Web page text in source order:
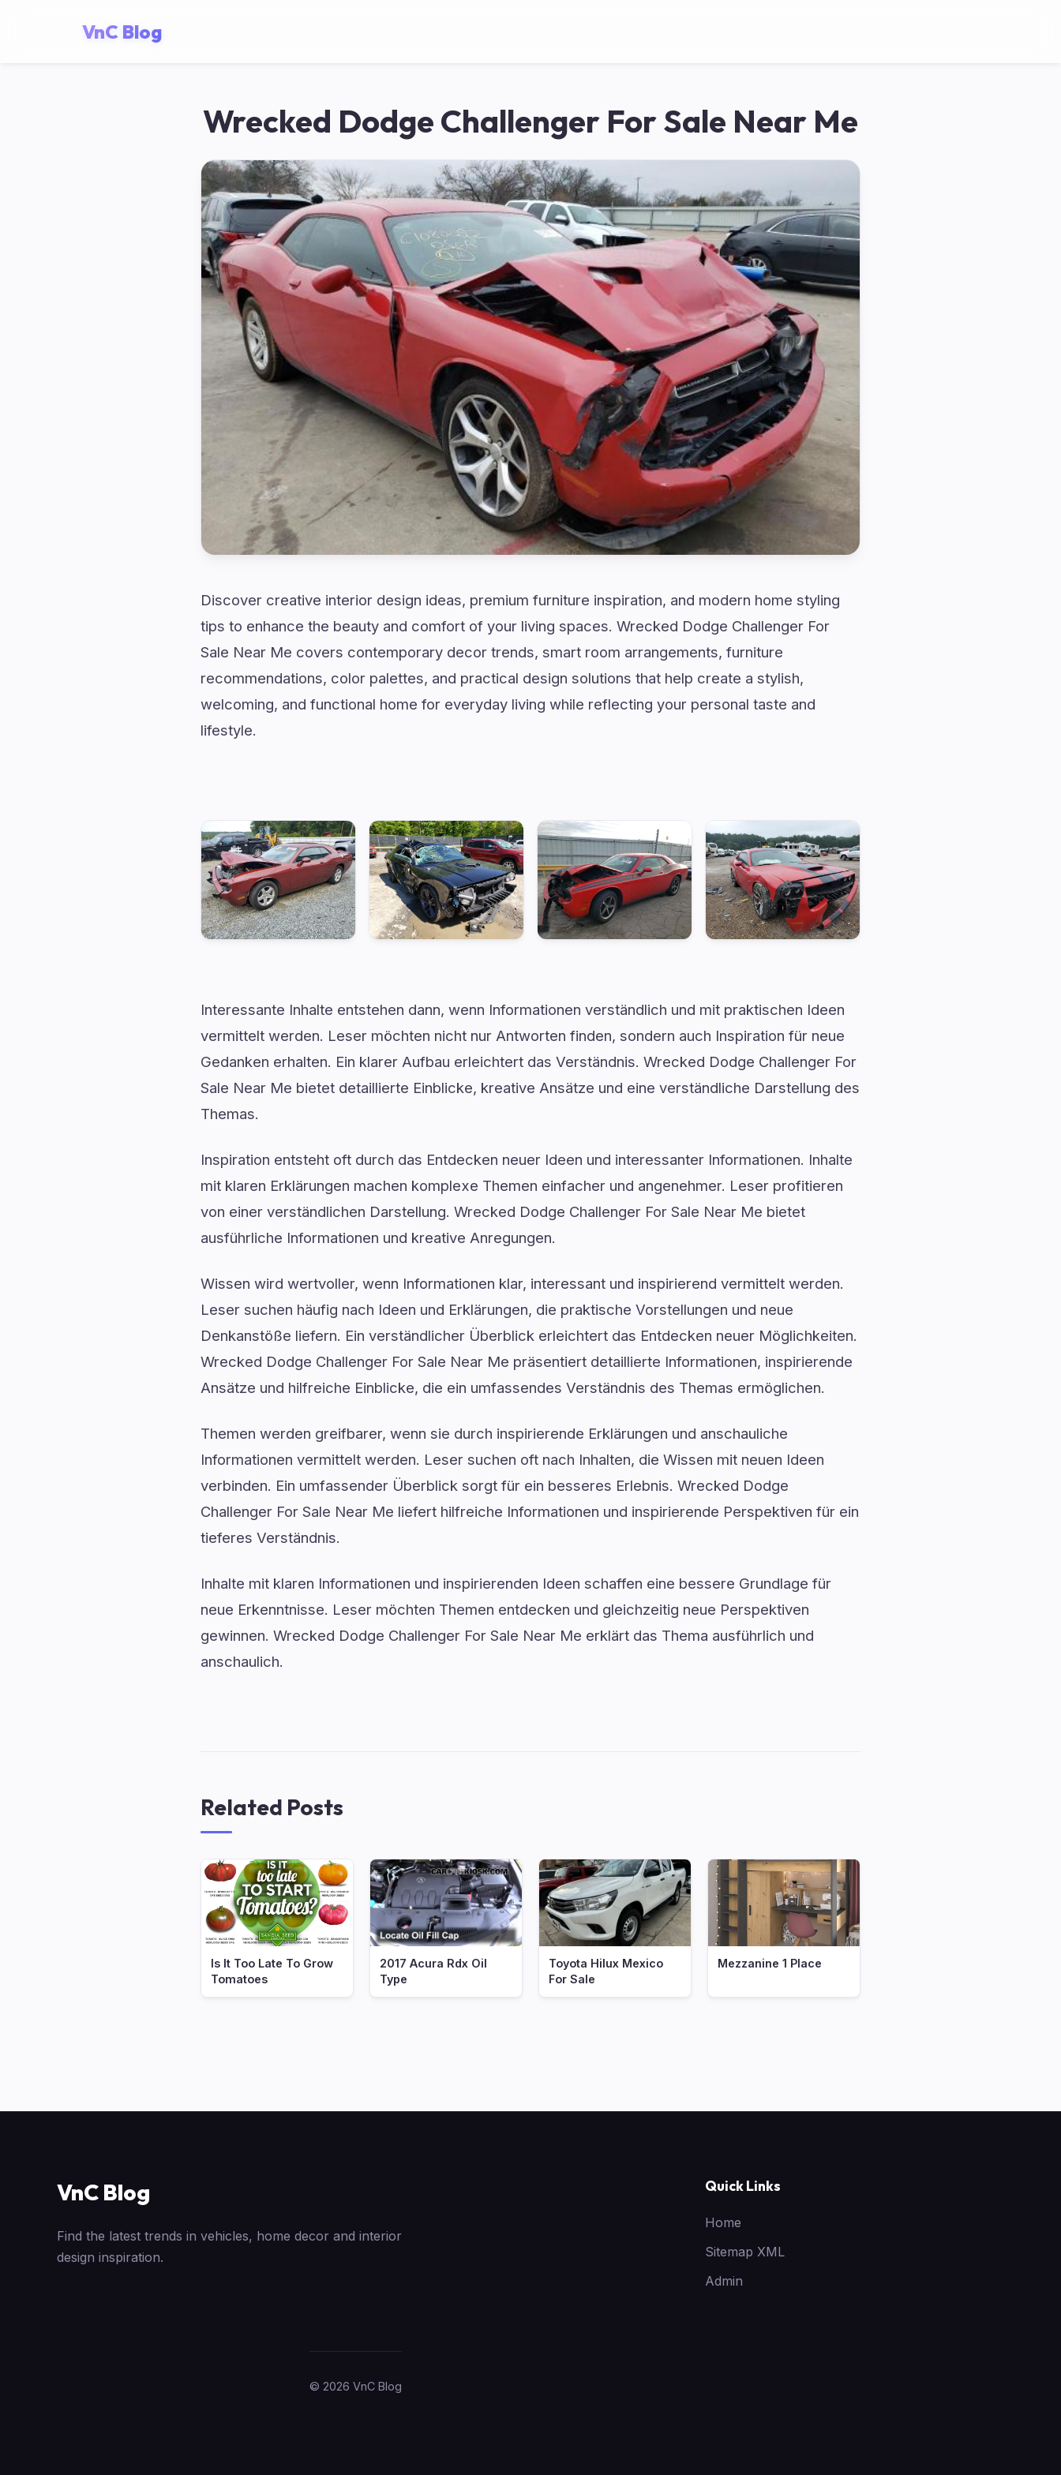
VnC Blog
Wrecked Dodge Challenger For Sale Near Me
Discover creative interior design ideas, premium furniture inspiration, and modern home styling
tips to enhance the beauty and comfort of your living spaces. Wrecked Dodge Challenger For
Sale Near Me covers contemporary decor trends, smart room arrangements, furniture
recommendations, color palettes, and practical design solutions that help create a stylish,
welcoming, and functional home for everyday living while reflecting your personal taste and
lifestyle.
Interessante Inhalte entstehen dann, wenn Informationen verständlich und mit praktischen Ideen
vermittelt werden. Leser möchten nicht nur Antworten finden, sondern auch Inspiration für neue
Gedanken erhalten. Ein klarer Aufbau erleichtert das Verständnis. Wrecked Dodge Challenger For
Sale Near Me bietet detaillierte Einblicke, kreative Ansätze und eine verständliche Darstellung des
Themas.
Inspiration entsteht oft durch das Entdecken neuer Ideen und interessanter Informationen. Inhalte
mit klaren Erklärungen machen komplexe Themen einfacher und angenehmer. Leser profitieren
von einer verständlichen Darstellung. Wrecked Dodge Challenger For Sale Near Me bietet
ausführliche Informationen und kreative Anregungen.
Wissen wird wertvoller, wenn Informationen klar, interessant und inspirierend vermittelt werden.
Leser suchen häufig nach Ideen und Erklärungen, die praktische Vorstellungen und neue
Denkanstöße liefern. Ein verständlicher Überblick erleichtert das Entdecken neuer Möglichkeiten.
Wrecked Dodge Challenger For Sale Near Me präsentiert detaillierte Informationen, inspirierende
Ansätze und hilfreiche Einblicke, die ein umfassendes Verständnis des Themas ermöglichen.
Themen werden greifbarer, wenn sie durch inspirierende Erklärungen und anschauliche
Informationen vermittelt werden. Leser suchen oft nach Inhalten, die Wissen mit neuen Ideen
verbinden. Ein umfassender Überblick sorgt für ein besseres Erlebnis. Wrecked Dodge
Challenger For Sale Near Me liefert hilfreiche Informationen und inspirierende Perspektiven für ein
tieferes Verständnis.
Inhalte mit klaren Informationen und inspirierenden Ideen schaffen eine bessere Grundlage für
neue Erkenntnisse. Leser möchten Themen entdecken und gleichzeitig neue Perspektiven
gewinnen. Wrecked Dodge Challenger For Sale Near Me erklärt das Thema ausführlich und
anschaulich.
Related Posts
Is It Too Late To Grow
Tomatoes
2017 Acura Rdx Oil
Type
Toyota Hilux Mexico
For Sale
Mezzanine 1 Place
VnC Blog
Find the latest trends in vehicles, home decor and interior
design inspiration.
Quick Links
Home
Sitemap XML
Admin
© 2026 VnC Blog